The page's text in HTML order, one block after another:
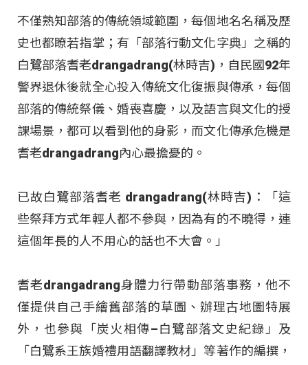
不僅熟知部落的傳統領域範圍，每個地名名稱及歷
史也都瞭若指掌；有「部落行動文化字典」之稱的
白鷺部落耆老drangadrang(林時吉)，自民國92年
警界退休後就全心投入傳統文化復振與傳承，每個
部落的傳統祭儀、婚喪喜慶，以及語言與文化的授
課場景，都可以看到他的身影，而文化傳承危機是
耆老drangadrang內心最擔憂的。
已故白鷺部落耆老 drangadrang(林時吉)：「這
些祭拜方式年輕人都不參與，因為有的不曉得，連
這個年長的人不用心的話也不大會。」
耆老drangadrang身體力行帶動部落事務，他不
僅提供自己手繪舊部落的草圖、辦理古地圖特展
外，也參與「炭火相傳–白鷺部落文史紀錄」及
「白鷺系王族婚禮用語翻譯教材」等著作的編撰，